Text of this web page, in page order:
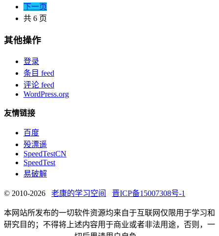
下一页
共 6 页
其他操作
登录
条目 feed
评论 feed
WordPress.org
友情链接
百度
殁漂遥
SpeedTestCN
SpeedTest
易破解
© 2010-2026 老康的学习空间 晋ICP备15007308号-1
本网站所发布的一切软件资源均来自于互联网仅限用于学习和
研究目的；不得将上述内容用于商业或者非法用途，否则，一